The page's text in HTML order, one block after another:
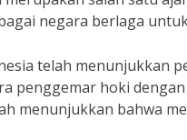
negara berlaga
telah menunjukkan
penggemar hoki
menunjukkan bahwa